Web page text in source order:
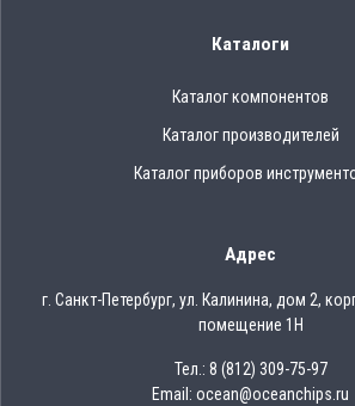
Каталоги
Каталог компонентов
Каталог производителей
Каталог приборов
Адрес
г. Санкт-Петербург, ул. Калинина, дом 2,
помещение 1Н
Тел.: 8 (812) 309-75-97
Email: ocean@oceanchips.ru